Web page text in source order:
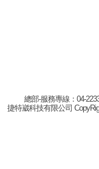
總部-服務專線：04-
捷特崴科技有限公司